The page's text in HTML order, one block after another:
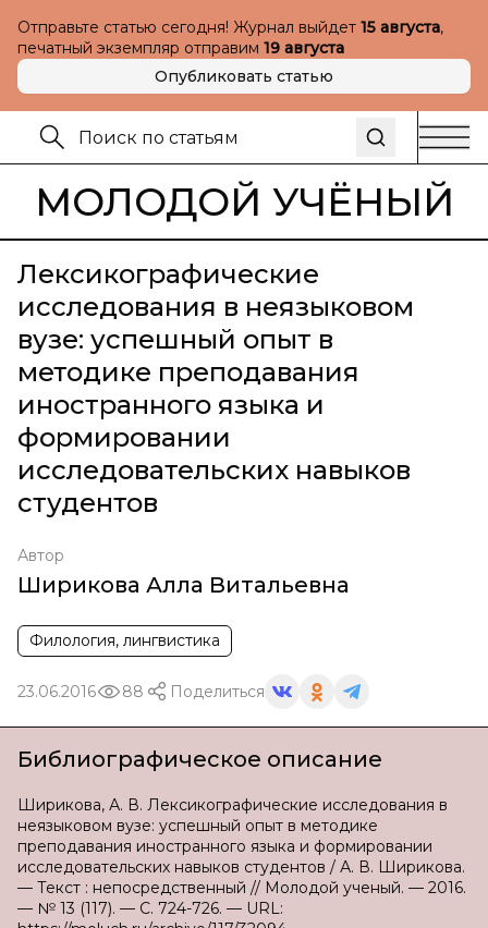
Отправьте статью сегодня! Журнал выйдет 15 августа,
печатный экземпляр отправим 19 августа
Опубликовать статью
МОЛОДОЙ УЧЁНЫЙ
Лексикографические
исследования в неязыковом
вузе: успешный опыт в
методике преподавания
иностранного языка и
формировании
исследовательских навыков
студентов
Автор
Ширикова Алла Витальевна
Филология, лингвистика
23.06.2016 88 Поделиться
Библиографическое описание
Ширикова, А. В. Лексикографические исследования в
неязыковом вузе: успешный опыт в методике
преподавания иностранного языка и формировании
исследовательских навыков студентов / А. В. Ширикова.
— Текст : непосредственный // Молодой ученый. — 2016.
— № 13 (117). — С. 724-726. — URL: